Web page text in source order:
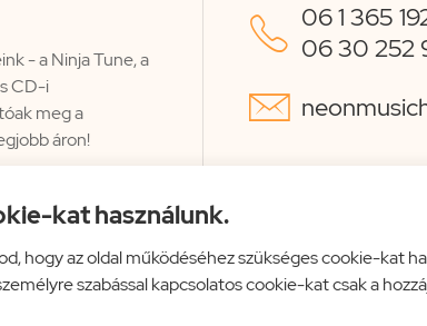
kat használunk.
hogy az oldal működéséhez szükséges cookie-kat
szabással kapcsolatos cookie-kat csak a
- a Ninja Tune, a
CD-i
meg a
áron!
 06 1 365
06 30 252
